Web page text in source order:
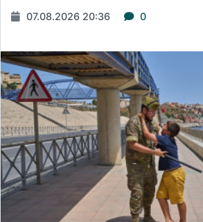
07.08.2026 20:36 0